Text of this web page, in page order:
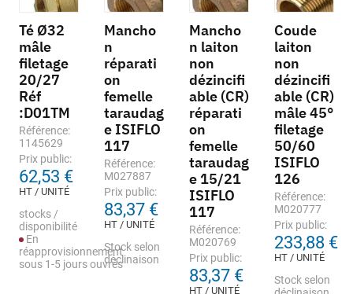
Té Ø32
mâle
filetage
20/27
Réf
:D01TM
Référence:
1145629
Prix public:
62,53 €
HT / UNITÉ
stocks /
disponibilité
En
réapprovisionnement
sous 1-5 jours ouvrés
Mancho
n
réparati
on
femelle
taraudag
e ISIFLO
117
Référence:
M027887
Prix public:
83,37 €
HT / UNITÉ
Stock selon
déclinaison
Mancho
n laiton
non
dézincifi
able (CR)
réparati
on
femelle
taraudag
e 15/21
ISIFLO
117
Référence:
M020769
Prix public:
83,37 €
HT / UNITÉ
Coude
laiton
non
dézincifi
able (CR)
mâle 45°
filetage
50/60
ISIFLO
126
Référence:
M020777
Prix public:
233,88 €
HT / UNITÉ
Stock selon